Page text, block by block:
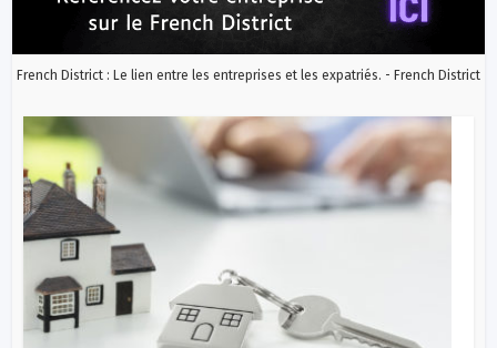
French District : Le lien entre les entreprises et les expatriés. - French District